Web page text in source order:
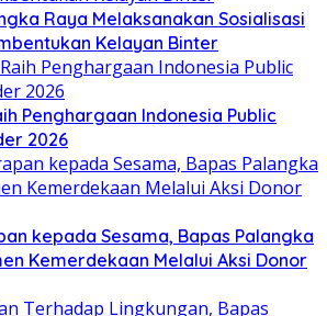
Raya Melaksanakan Sosialisasi
Kelayan Binter
Penghargaan Indonesia Public
2026
kepada Sesama, Bapas Palangka
Kemerdekaan Melalui Aksi Donor